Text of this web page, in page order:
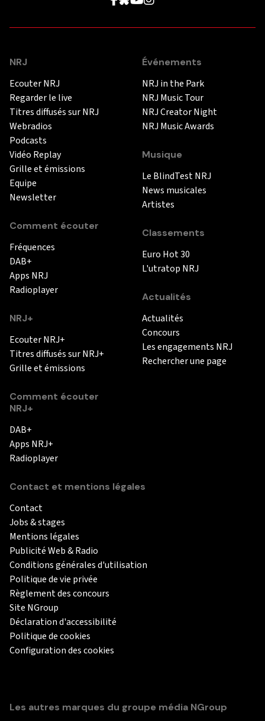
NRJ
Ecouter NRJ
Regarder le live
Titres diffusés sur NRJ
Webradios
Podcasts
Vidéo Replay
Grille et émissions
Equipe
Newsletter
Comment écouter
Fréquences
DAB+
Apps NRJ
Radioplayer
NRJ+
Ecouter NRJ+
Titres diffusés sur NRJ+
Grille et émissions
Comment écouter
NRJ+
DAB+
Apps NRJ+
Radioplayer
Événements
NRJ in the Park
NRJ Music Tour
NRJ Creator Night
NRJ Music Awards
Musique
Le BlindTest NRJ
News musicales
Artistes
Classements
Euro Hot 30
L'utratop NRJ
Actualités
Actualités
Concours
Les engagements NRJ
Rechercher une page
Contact et mentions légales
Contact
Jobs & stages
Mentions légales
Publicité Web & Radio
Conditions générales d'utilisation
Politique de vie privée
Règlement des concours
Site NGroup
Déclaration d'accessibilité
Politique de cookies
Configuration des cookies
Les autres marques du groupe média NGroup